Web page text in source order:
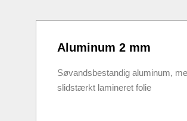
Aluminum 2 mm
Søvandsbestandig aluminum,
slidstærkt lamineret folie